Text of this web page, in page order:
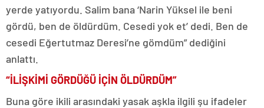
yerde yatıyordu. Salim bana ‘Narin Yüksel ile beni
gördü, ben de öldürdüm. Cesedi yok et’ dedi. Ben de
cesedi Eğertutmaz Deresi’ne gömdüm” dediğini
anlattı.
“İLİŞKİMİ GÖRDÜĞÜ İÇİN ÖLDÜRDÜM”
Buna göre ikili arasındaki yasak aşkla ilgili şu ifadeler